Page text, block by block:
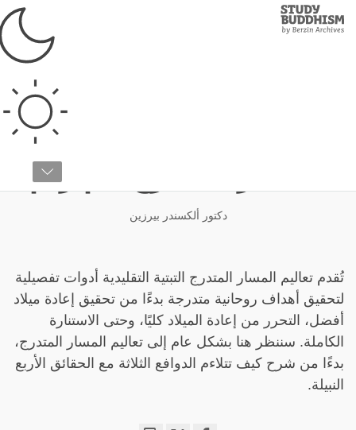
Study
Buddhism
تنمية الذات من خلال
المسار المتدرج لام ريم
دكتور ألكسندر بيرزين
تُقدم تعاليم المسار المتدرج التبتية التقليدية أدوات تفصيلية
لتحقيق أهداف روحانية متدرجة بدءًا من تحقيق إعادة ميلاد
أفضل، التحرر من إعادة الميلاد كليًا، وحتى الاستنارة
الكاملة. سننظر هنا بشكل عام إلى تعاليم المسار المتدرج،
بدءًا من شرح كيف تتلاءم الدوافع الثلاثة مع الحقائق الأربع
النبيلة.